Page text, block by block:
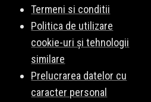
Termeni si conditii
Politica de utilizare
cookie-uri și tehnologii
similare
Prelucrarea datelor cu
caracter personal